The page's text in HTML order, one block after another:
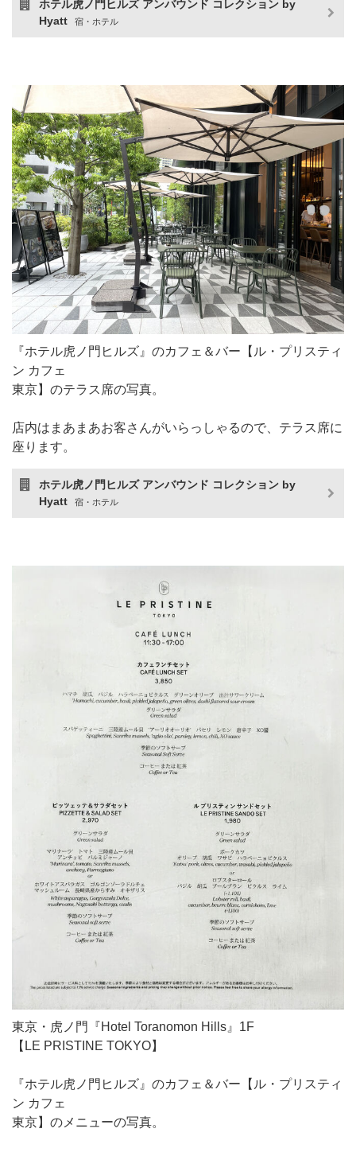
ホテル虎ノ門ヒルズ アンバウンド コレクション by
Hyatt
宿・ホテル
『ホテル虎ノ門ヒルズ』のカフェ＆バー【ル・プリスティ
ン カフェ
東京】のテラス席の写真。
店内はまあまあお客さんがいらっしゃるので、テラス席に
座ります。
ホテル虎ノ門ヒルズ アンバウンド コレクション by
Hyatt
宿・ホテル
東京・虎ノ門『Hotel Toranomon Hills』1F
【LE PRISTINE TOKYO】
『ホテル虎ノ門ヒルズ』のカフェ＆バー【ル・プリスティ
ン カフェ
東京】のメニューの写真。